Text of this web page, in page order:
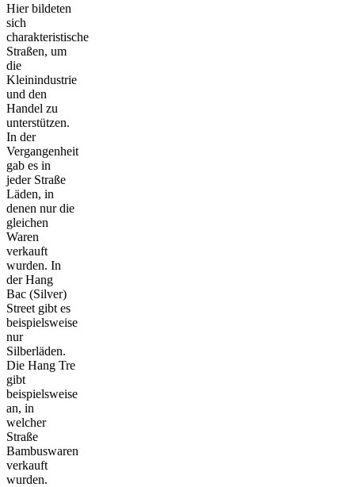
Hier bildeten
sich
charakteristische
Straßen, um
die
Kleinindustrie
und den
Handel zu
unterstützen.
In der
Vergangenheit
gab es in
jeder Straße
Läden, in
denen nur die
gleichen
Waren
verkauft
wurden. In
der Hang
Bac (Silver)
Street gibt es
beispielsweise
nur
Silberläden.
Die Hang Tre
gibt
beispielsweise
an, in
welcher
Straße
Bambuswaren
verkauft
wurden.